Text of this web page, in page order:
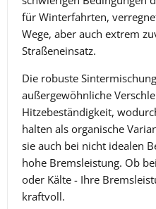
für Winterfahrten,
Wege, aber auch extrem
Straßeneinsatz.
Die robuste
außergewöhnliche
Hitzebeständigkeit,
halten als organische
sie auch bei nicht idealen
hohe Bremsleistung. Ob
oder Kälte - Ihre
kraftvoll.